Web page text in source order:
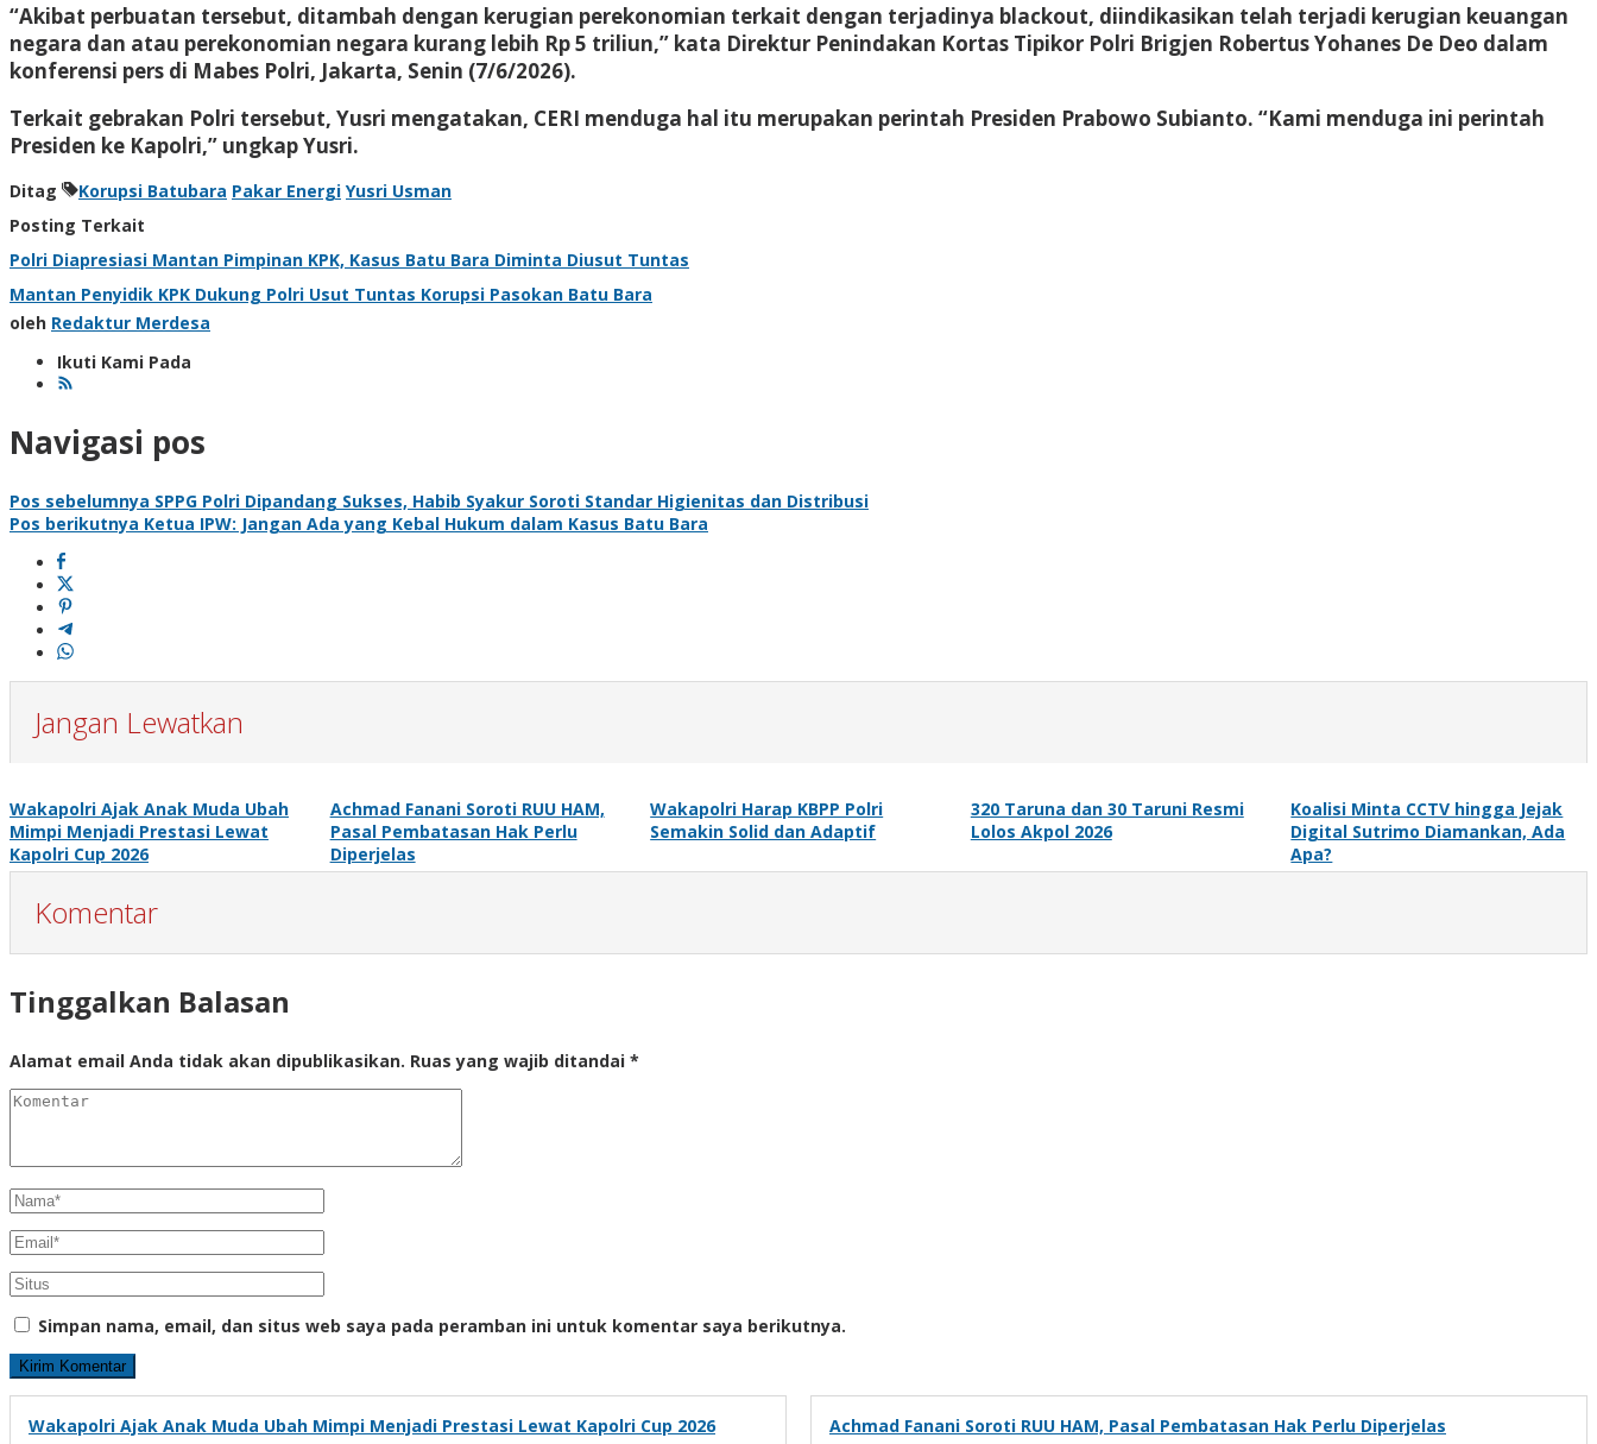
“Akibat perbuatan tersebut, ditambah dengan kerugian perekonomian terkait dengan terjadinya blackout, diindikasikan telah terjadi kerugian keuangan
negara dan atau perekonomian negara kurang lebih Rp 5 triliun,” kata Direktur Penindakan Kortas Tipikor Polri Brigjen Robertus Yohanes De Deo dalam
konferensi pers di Mabes Polri, Jakarta, Senin (7/6/2026).
Terkait gebrakan Polri tersebut, Yusri mengatakan, CERI menduga hal itu merupakan perintah Presiden Prabowo Subianto. “Kami menduga ini perintah
Presiden ke Kapolri,” ungkap Yusri.
Ditag Korupsi Batubara Pakar Energi Yusri Usman
Posting Terkait
Polri Diapresiasi Mantan Pimpinan KPK, Kasus Batu Bara Diminta Diusut Tuntas
Mantan Penyidik KPK Dukung Polri Usut Tuntas Korupsi Pasokan Batu Bara
oleh Redaktur Merdesa
Ikuti Kami Pada
Navigasi pos
Pos sebelumnya SPPG Polri Dipandang Sukses, Habib Syakur Soroti Standar Higienitas dan Distribusi
Pos berikutnya Ketua IPW: Jangan Ada yang Kebal Hukum dalam Kasus Batu Bara
Jangan Lewatkan
Wakapolri Ajak Anak Muda Ubah
Mimpi Menjadi Prestasi Lewat
Kapolri Cup 2026
Achmad Fanani Soroti RUU HAM,
Pasal Pembatasan Hak Perlu
Diperjelas
Wakapolri Harap KBPP Polri
Semakin Solid dan Adaptif
320 Taruna dan 30 Taruni Resmi
Lolos Akpol 2026
Koalisi Minta CCTV hingga Jejak
Digital Sutrimo Diamankan, Ada
Apa?
Komentar
Tinggalkan Balasan
Alamat email Anda tidak akan dipublikasikan. Ruas yang wajib ditandai *
Simpan nama, email, dan situs web saya pada peramban ini untuk komentar saya berikutnya.
Wakapolri Ajak Anak Muda Ubah Mimpi Menjadi Prestasi Lewat Kapolri Cup 2026 Achmad Fanani Soroti RUU HAM, Pasal Pembatasan Hak Perlu Diperjelas